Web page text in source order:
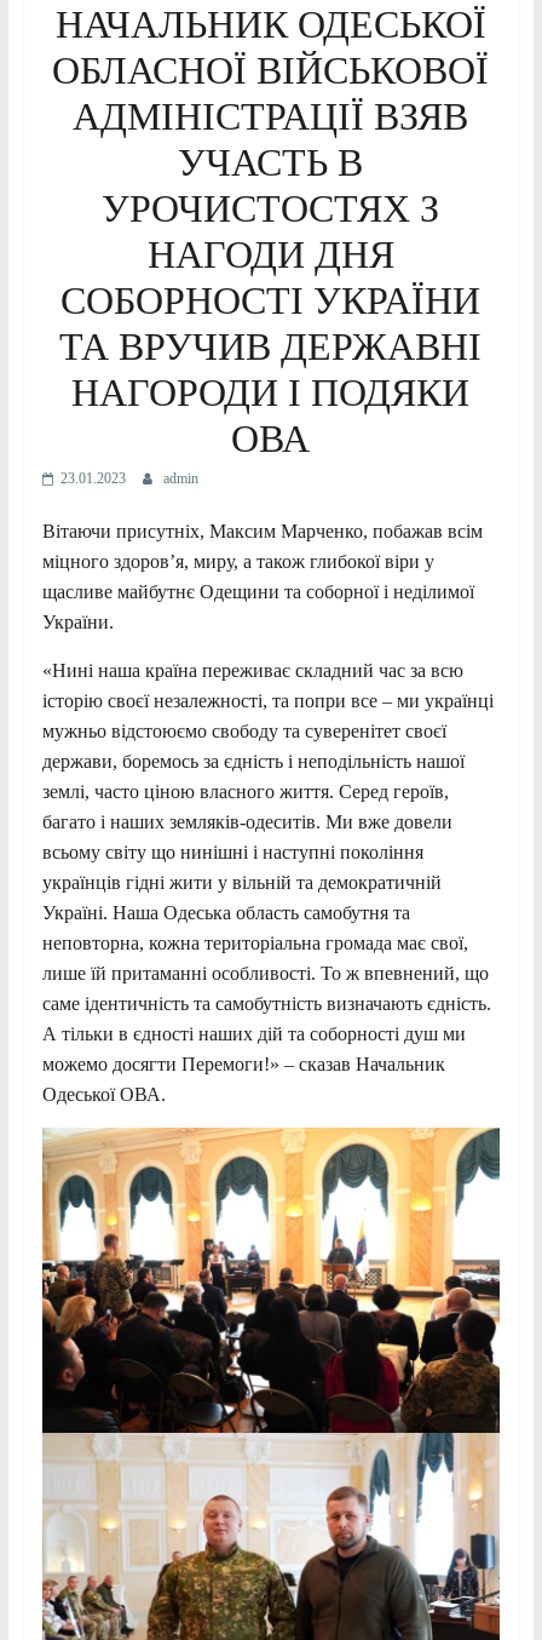
НАЧАЛЬНИК ОДЕСЬКОЇ
ОБЛАСНОЇ ВІЙСЬКОВОЇ
АДМІНІСТРАЦІЇ ВЗЯВ
УЧАСТЬ В
УРОЧИСТОСТЯХ З
НАГОДИ ДНЯ
СОБОРНОСТІ УКРАЇНИ
ТА ВРУЧИВ ДЕРЖАВНІ
НАГОРОДИ І ПОДЯКИ
ОВА
23.01.2023 admin
Вітаючи присутніх, Максим Марченко, побажав всім
міцного здоров’я, миру, а також глибокої віри у
щасливе майбутнє Одещини та соборної і неділимої
України.
«Нині наша країна переживає складний час за всю
історію своєї незалежності, та попри все – ми українці
мужньо відстоюємо свободу та суверенітет своєї
держави, боремось за єдність і неподільність нашої
землі, часто ціною власного життя. Серед героїв,
багато і наших земляків-одеситів. Ми вже довели
всьому світу що нинішні і наступні покоління
українців гідні жити у вільній та демократичній
Україні. Наша Одеська область самобутня та
неповторна, кожна територіальна громада має свої,
лише їй притаманні особливості. То ж впевнений, що
саме ідентичність та самобутність визначають єдність.
А тільки в єдності наших дій та соборності душ ми
можемо досягти Перемоги!» – сказав Начальник
Одеської ОВА.